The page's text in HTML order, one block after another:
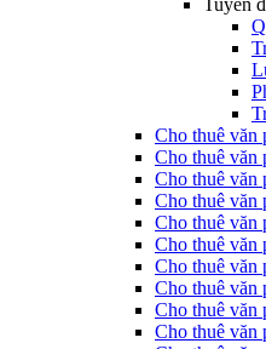
Tuyến
Cho thuê văn
Cho thuê văn
Cho thuê văn
Cho thuê văn
Cho thuê văn
Cho thuê văn
Cho thuê văn
Cho thuê văn
Cho thuê văn
Cho thuê văn